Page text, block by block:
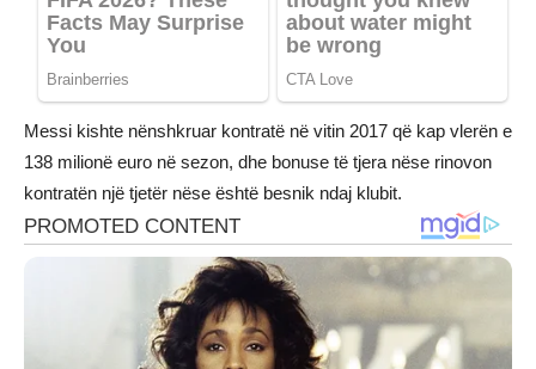
Messi kishte nënshkruar kontratë në vitin 2017 që kap vlerën e
138 milionë euro në sezon, dhe bonuse të tjera nëse rinovon
kontratën një tjetër nëse është besnik ndaj klubit.